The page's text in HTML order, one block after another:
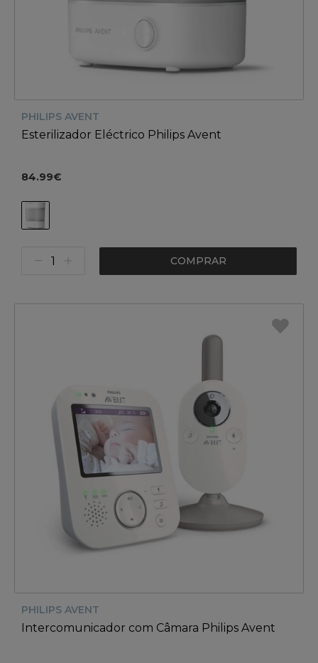
PHILIPS AVENT
Esterilizador Eléctrico Philips Avent
84.99€
COMPRAR
PHILIPS AVENT
Intercomunicador com Câmara Philips Avent